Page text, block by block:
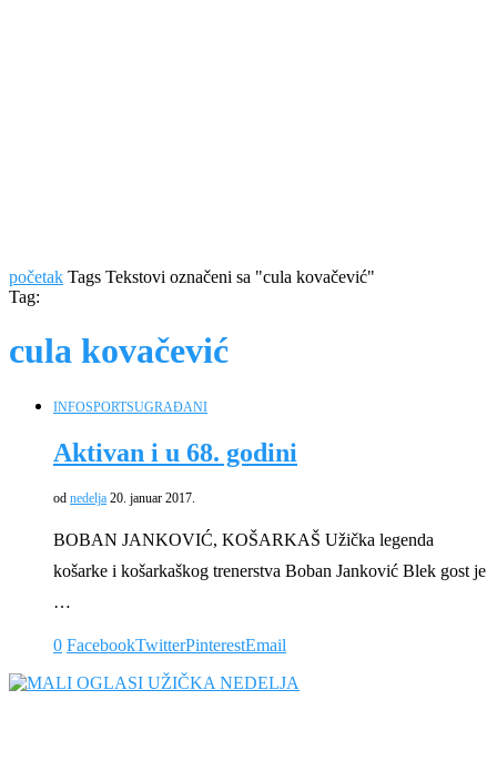
početak Tags Tekstovi označeni sa "cula kovačević"
Tag:
cula kovačević
INFOSPORTSUGRAĐANI
Aktivan i u 68. godini
od nedelja 20. januar 2017.
BOBAN JANKOVIĆ, KOŠARKAŠ Užička legenda
košarke i košarkaškog trenerstva Boban Janković Blek gost je
…
0 FacebookTwitterPinterestEmail